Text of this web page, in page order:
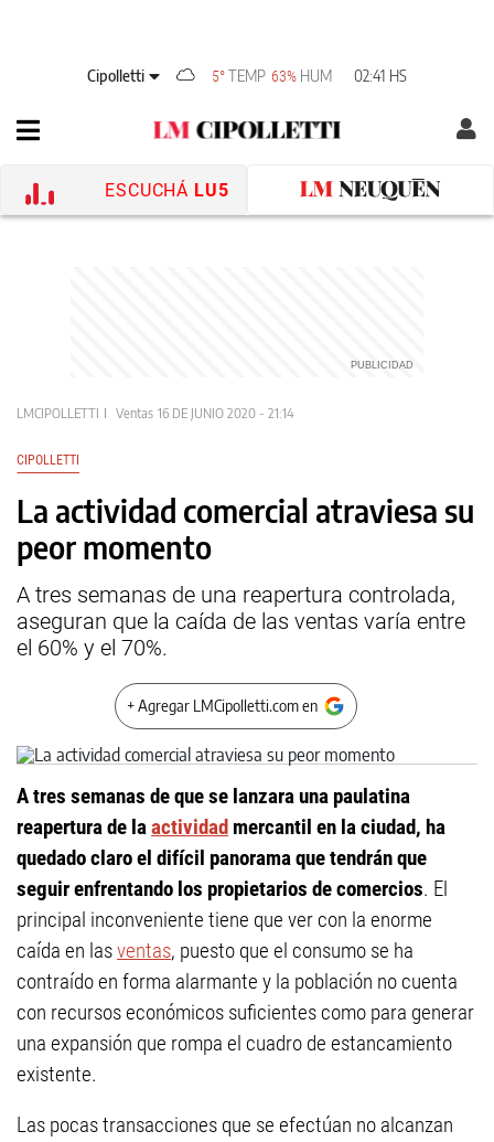
Cipolletti 5° TEMP 63% HUM 02:41 HS
ESCUCHÁ LU5
LMCIPOLLETTI Ventas 16 DE JUNIO 2020 - 21:14
CIPOLLETTI
La actividad comercial atraviesa su
peor momento
A tres semanas de una reapertura controlada,
aseguran que la caída de las ventas varía entre
el 60% y el 70%.
+ Agregar LMCipolletti.com en
A tres semanas de que se lanzara una paulatina
reapertura de laactividad mercantil en la ciudad, ha
quedado claro el difícil panorama que tendrán que
seguir enfrentando los propietarios de comercios. El
principal inconveniente tiene que ver con la enorme
caída en lasventas, puesto que el consumo se ha
contraído en forma alarmante y la población no cuenta
con recursos económicos suficientes como para generar
una expansión que rompa el cuadro de estancamiento
existente.
Las pocas transacciones que se efectúan no alcanzan